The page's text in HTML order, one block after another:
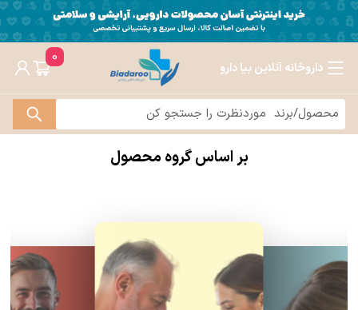
داروخانه آنلاین بیا دارو
0
بر اساس گروه محصول